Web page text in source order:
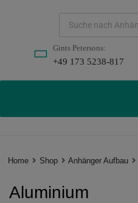
Gints Petersons:
+49 173 5238-817
Home Shop Anhänger Aufbau
Aluminium